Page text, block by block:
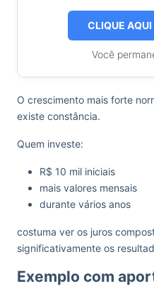
CLIQUE
Você
O crescimento mais forte
existe constância.
Quem investe:
R$ 10 mil iniciais
mais valores mensais
durante vários anos
costuma ver os juros
significativamente os
Exemplo com